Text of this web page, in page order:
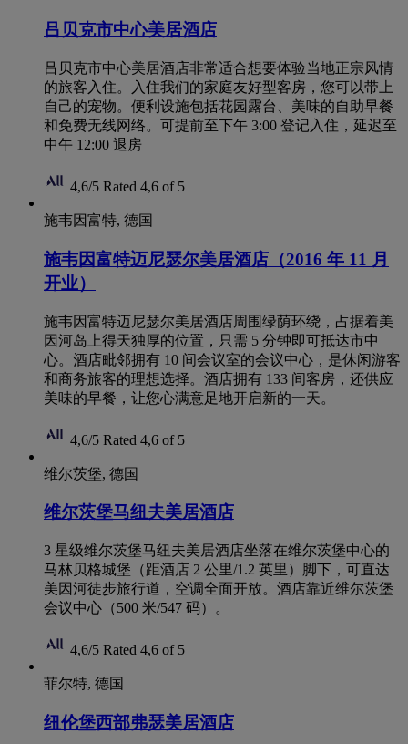
吕贝克市中心美居酒店
吕贝克市中心美居酒店非常适合想要体验当地正宗风情
的旅客入住。入住我们的家庭友好型客房，您可以带上
自己的宠物。便利设施包括花园露台、美味的自助早餐
和免费无线网络。可提前至下午 3:00 登记入住，延迟至
中午 12:00 退房
4,6/5 Rated 4,6 of 5
施韦因富特, 德国
施韦因富特迈尼瑟尔美居酒店（2016 年 11 月
开业）
施韦因富特迈尼瑟尔美居酒店周围绿荫环绕，占据着美
因河岛上得天独厚的位置，只需 5 分钟即可抵达市中
心。酒店毗邻拥有 10 间会议室的会议中心，是休闲游客
和商务旅客的理想选择。酒店拥有 133 间客房，还供应
美味的早餐，让您心满意足地开启新的一天。
4,6/5 Rated 4,6 of 5
维尔茨堡, 德国
维尔茨堡马纽夫美居酒店
3 星级维尔茨堡马纽夫美居酒店坐落在维尔茨堡中心的
马林贝格城堡（距酒店 2 公里/1.2 英里）脚下，可直达
美因河徒步旅行道，空调全面开放。酒店靠近维尔茨堡
会议中心（500 米/547 码）。
4,6/5 Rated 4,6 of 5
菲尔特, 德国
纽伦堡西部弗瑟美居酒店